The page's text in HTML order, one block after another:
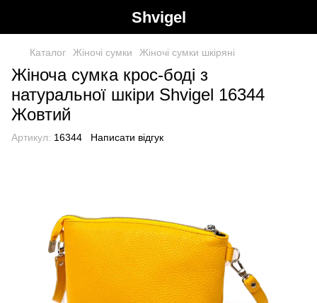
Shvigel
Каталог Жіночі сумки Жіночі сумки шкіряні
Жіноча сумка крос-боді з
натуральної шкіри Shvigel 16344
Жовтий
Артикул: 16344 Написати відгук